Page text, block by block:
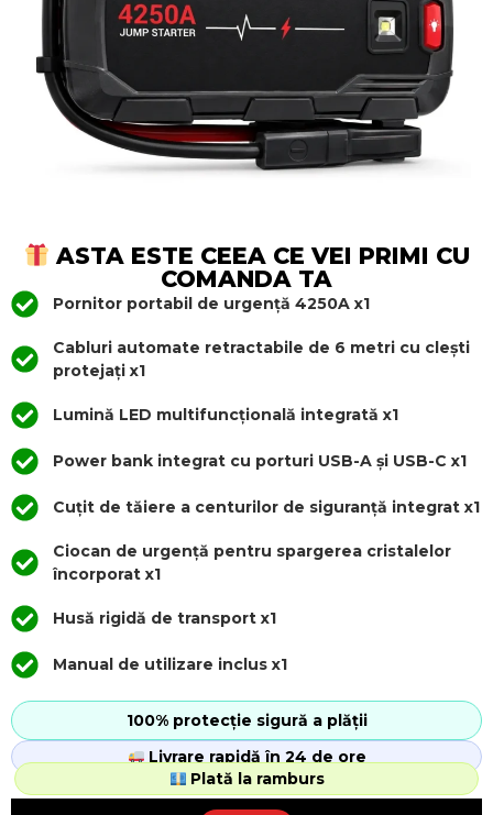
ASTA ESTE CEEA CE VEI PRIMI CU
COMANDA TA
Pornitor portabil de urgență 4250A x1
Cabluri automate retractabile de 6 metri cu clești
protejați x1
Lumină LED multifuncțională integrată x1
Power bank integrat cu porturi USB-A și USB-C x1
Cuțit de tăiere a centurilor de siguranță integrat x1
Ciocan de urgență pentru spargerea cristalelor
încorporat x1
Husă rigidă de transport x1
Manual de utilizare inclus x1
100% protecție sigură a plății
Livrare rapidă în 24 de ore
Plată la ramburs